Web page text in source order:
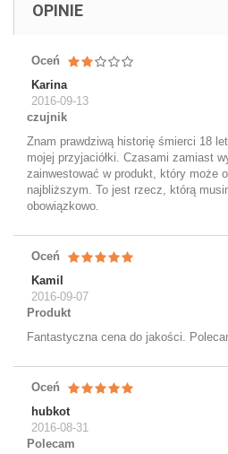
OPINIE
Oceń
Karina
2016-09-13
czujnik
Znam prawdziwą historię śmierci 18
mojej przyjaciółki. Czasami zamiast
zainwestować w produkt, który może
najbliższym. To jest rzecz, którą
obowiązkowo.
Oceń
Kamil
2016-09-07
Produkt
Fantastyczna cena do jakości.
Oceń
hubkot
2016-08-31
Polecam